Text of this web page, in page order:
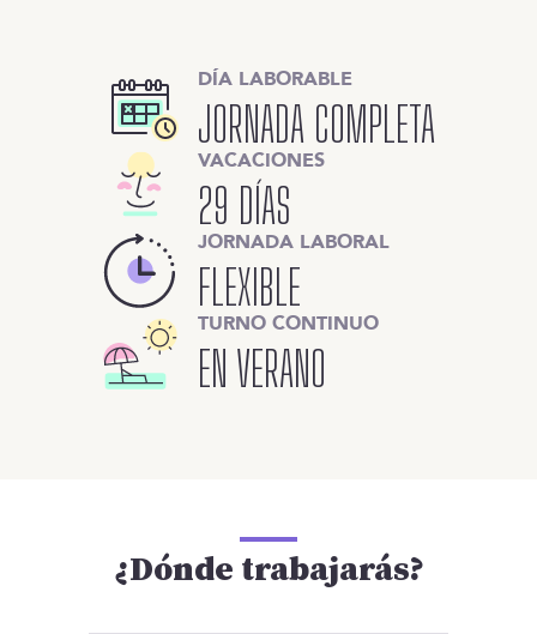
DÍA LABORABLE
JORNADA COMPLETA
VACACIONES
29 DÍAS
JORNADA LABORAL
FLEXIBLE
TURNO CONTINUO
EN VERANO
¿Dónde trabajarás?